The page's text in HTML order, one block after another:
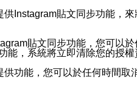
Instagram貼文同步功能，
貼文同步功能，您可以
能，系統將立即清除您的授
功能，您可以於任何時間